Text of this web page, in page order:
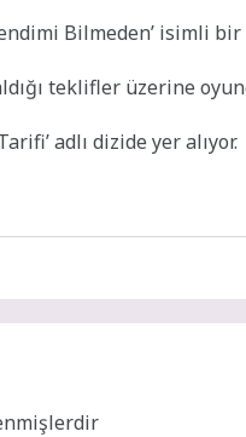
Bilmeden’ isimli bir
teklifler üzerine
adlı dizide yer alıyor.